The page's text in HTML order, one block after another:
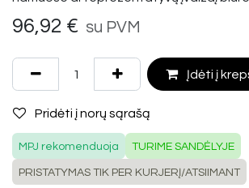
96,92 € su PVM
Įdėti į
Pridėti į norų sąrašą
MPJ rekomenduoja TURIME SANDĖLYJE
PRISTATYMAS TIK PER KURJERĮ/ATSIIMANT